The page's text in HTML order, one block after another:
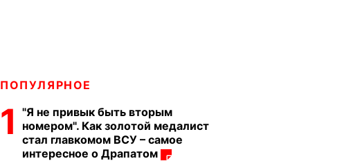
ПОПУЛЯРНОЕ
1
"Я не привык быть вторым
номером". Как золотой медалист
стал главкомом ВСУ – самое
интересное о Драпатом